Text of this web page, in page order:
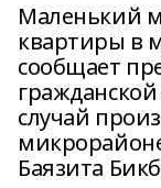
Маленький
квартиры в
сообщает
случай
Баязита